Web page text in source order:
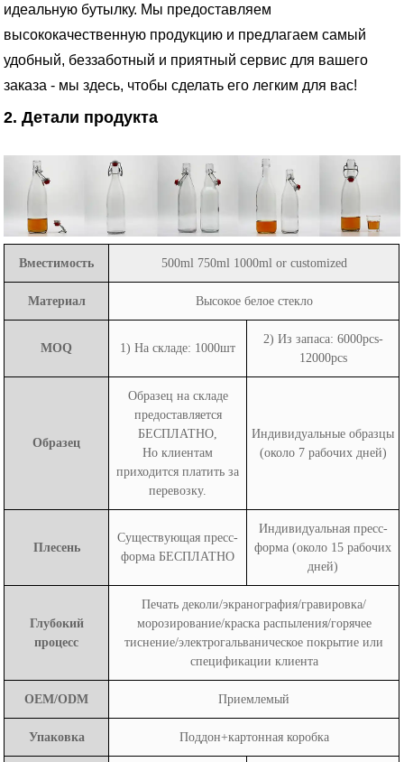
идеальную бутылку. Мы предоставляем
высококачественную продукцию и предлагаем самый
удобный, беззаботный и приятный сервис для вашего
заказа - мы здесь, чтобы сделать его легким для вас!
2. Детали продукта
Вместимость 500ml 750ml 1000ml or customized
Материал Высокое белое стекло
MOQ 1) На складе: 1000шт
2) Из запаса: 6000pcs-
12000pcs
Образец
Образец на складе
предоставляется
БЕСПЛАТНО,
Но клиентам
приходится платить за
перевозку.
Индивидуальные образцы
(около 7 рабочих дней)
Плесень
Существующая пресс-
форма БЕСПЛАТНО
Индивидуальная пресс-
форма (около 15 рабочих
дней)
Глубокий
процесс
Печать деколи/экранография/гравировка/
морозирование/краска распыления/горячее
тиснение/электрогальваническое покрытие или
спецификации клиента
OEM/ODM Приемлемый
Упаковка Поддон+картонная коробка